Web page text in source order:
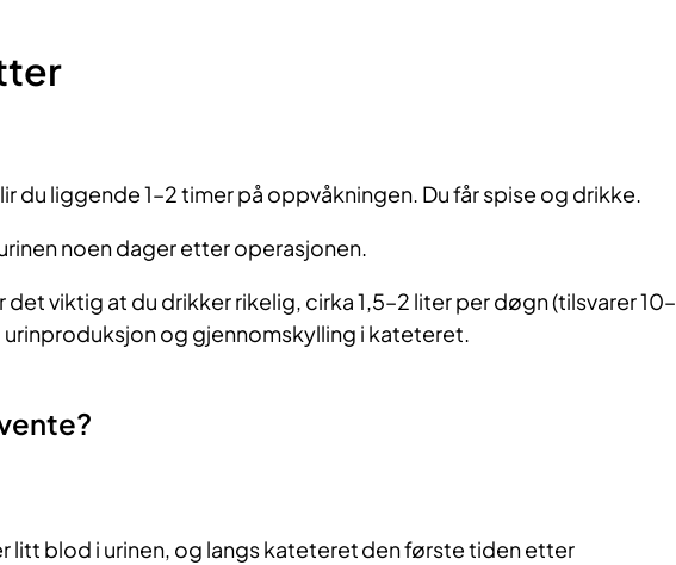
du liggende 1–2 timer på oppvåkningen. Du får spise og drikke.
noen dager etter operasjonen.
viktig at du drikker rikelig, cirka 1,5–2 liter per døgn (tilsvarer 10–
urinproduksjon og gjennomskylling i kateteret.
litt blod i urinen, og langs kateteret den første tiden etter